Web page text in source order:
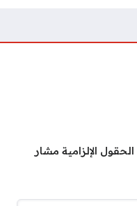
الحقول الإلزامية مشار